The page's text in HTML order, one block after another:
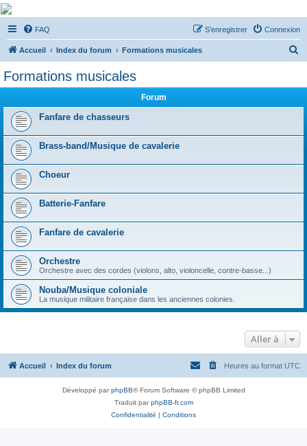
De Musicae Militari -
Forums
Forums de discussions
FAQ Connexion
S’enregistrer
Accueil Index du forum Formations musicales
h
Formations musicales
Forum
Fanfare de chasseurs
Brass-band/Musique de cavalerie
Choeur
Batterie-Fanfare
Fanfare de cavalerie
Orchestre
Orchestre avec des cordes (violons, alto, violoncelle, contre-basse...)
Nouba/Musique coloniale
La musique militaire française dans les anciennes colonies.
Aller à
Accueil Index du forum Heures au format UTC
Développé parphpBB® Forum Software © phpBB Limited
Traduit parphpBB-fr.com
Confidentialité | Conditions